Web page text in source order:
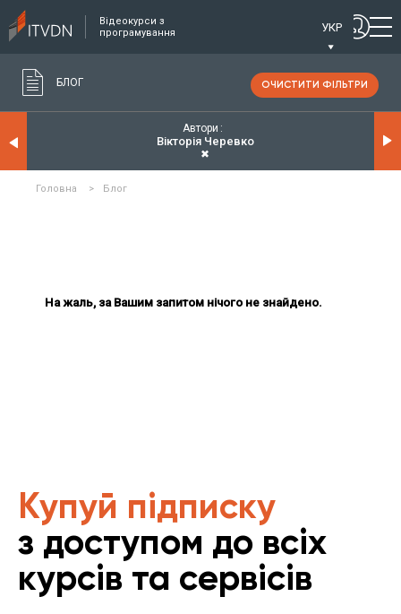
Відеокурси з
програмування
УКР
БЛОГ ОЧИСТИТИ ФІЛЬТРИ
Автори
Вікторія Черевко
✖
Головна > Блог
На жаль, за Вашим запитом нічого не знайдено.
Купуй підписку
з доступом до всіх
курсів та сервісів